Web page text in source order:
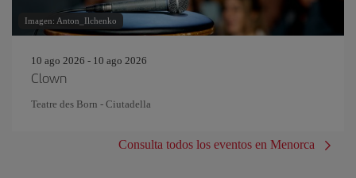
Imagen: Anton_Ilchenko
10 ago 2026 - 10 ago 2026
Clown
Teatre des Born - Ciutadella
Consulta todos los eventos en Menorca